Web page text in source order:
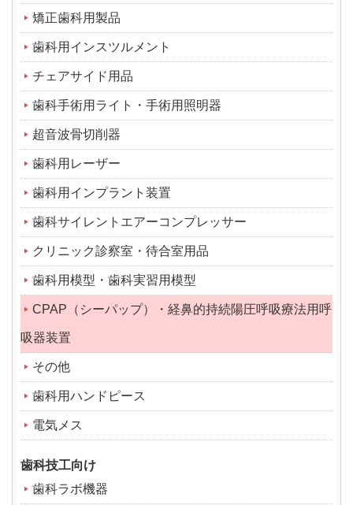
矯正歯科用製品
歯科用インスツルメント
チェアサイド用品
歯科手術用ライト・手術用照明器
超音波骨切削器
歯科用レーザー
歯科用インプラント装置
歯科サイレントエアーコンプレッサー
クリニック診察室・待合室用品
歯科用模型・歯科実習用模型
CPAP（シーパップ）・経鼻的持続陽圧呼吸療法用呼
吸器装置
その他
歯科用ハンドピース
電気メス
歯科技工向け
歯科ラボ機器